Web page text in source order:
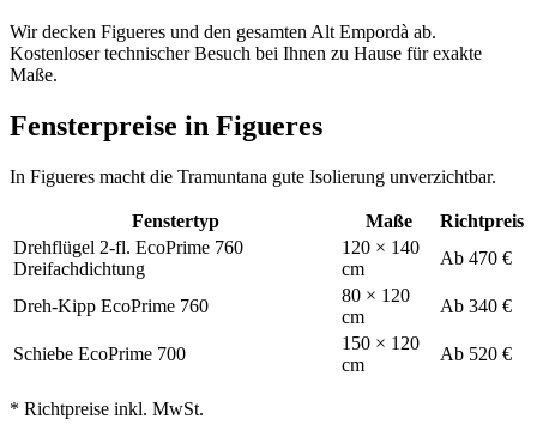
Wir decken Figueres und den gesamten Alt Empordà ab.
Kostenloser technischer Besuch bei Ihnen zu Hause für exakte
Maße.
Fensterpreise in Figueres
In Figueres macht die Tramuntana gute Isolierung unverzichtbar.
Fenstertyp Maße
Richtpreis
Drehflügel 2-fl. EcoPrime 760
Dreifachdichtung
120 × 140
cm
Ab 470 €
Dreh-Kipp EcoPrime 760
80 × 120
cm
Ab 340 €
Schiebe EcoPrime 700
150 × 120
cm
Ab 520 €
* Richtpreise inkl. MwSt.